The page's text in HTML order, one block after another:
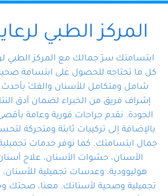
احتياجات
وتضمن
المتخصص
في أيد
احترافية
المركز الطبي
ابتسامتك سرّ جمالك مع المركز الطبي
كل ما تحتاجه للحصول على ابتسامة
شامل ومتكامل للأسنان والفكّ بأحدث
إشراف فريق من الخبراء لضمان أدق
الجودة. نقدم جراحات فورية وعامة بأقصى
بالإضافة إلى تركيبات ثابتة ومتحركة
جمال ابتسامتك. كما نوفر خدمات
الأسنان، حشوات الأسنان، علاج
هوليوودية، وعدسات تجميلية
تجميلية وصحية لأسنانك. معنا، صحتك